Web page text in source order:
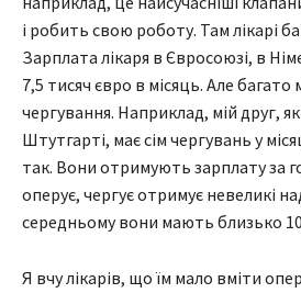
і робить свою роботу. Там лікарі
Зарплата лікаря в Євросоюзі, в
7,5 тисяч євро в місяць. Але багато
чергування. Наприклад, мій друг,
Штутгарті, має сім чергувань у
так. Вони отримують зарплату за
оперує, чергує отримує невеликі
середньому вони мають близько
Я вчу лікарів, що їм мало вміти